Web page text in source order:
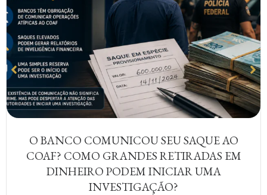
O BANCO COMUNICOU SEU SAQUE AO
COAF? COMO GRANDES RETIRADAS EM
DINHEIRO PODEM INICIAR UMA
INVESTIGAÇÃO?